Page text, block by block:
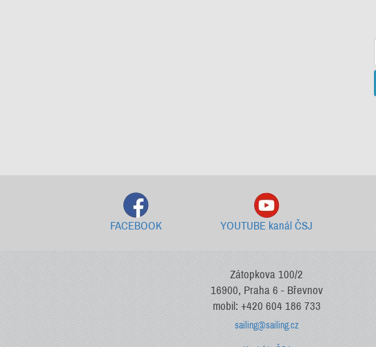
FACEBOOK YOUTUBE kanál ČSJ
Zátopkova 100/2
16900, Praha 6 - Břevnov
mobil: +420 604 186 733
sailing@sailing.cz